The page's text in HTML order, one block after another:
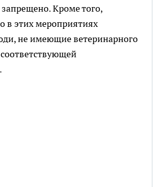
Кроме того,
в этих мероприятиях
не имеющие ветеринарного